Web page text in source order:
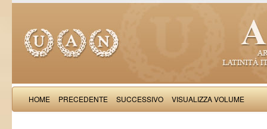
HOME PRECEDENTE SUCCESSIVO VISUALIZZA VOLUME